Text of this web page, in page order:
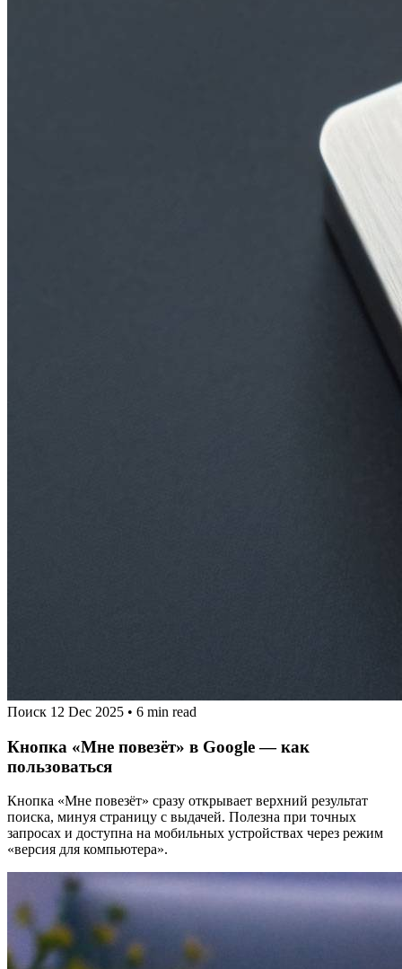
Поиск 12 Dec 2025 • 6 min read
Кнопка «Мне повезёт» в Google — как
пользоваться
Кнопка «Мне повезёт» сразу открывает верхний результат
поиска, минуя страницу с выдачей. Полезна при точных
запросах и доступна на мобильных устройствах через режим
«версия для компьютера».